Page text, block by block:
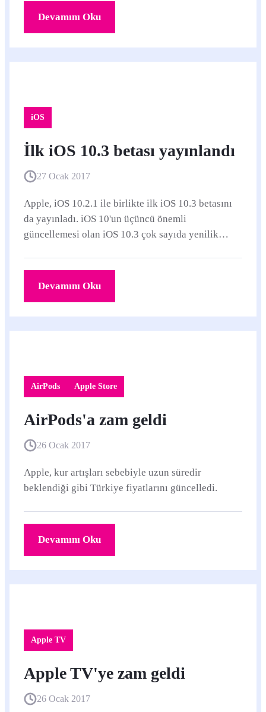
Devamını Oku
iOS
İlk iOS 10.3 betası yayınlandı
27 Ocak 2017
Apple, iOS 10.2.1 ile birlikte ilk iOS 10.3 betasını
da yayınladı. iOS 10'un üçüncü önemli
güncellemesi olan iOS 10.3 çok sayıda yenilik
Devamını Oku
AirPods Apple Store
AirPods'a zam geldi
26 Ocak 2017
Apple, kur artışları sebebiyle uzun süredir
beklendiği gibi Türkiye fiyatlarını güncelledi.
Devamını Oku
Apple TV
Apple TV'ye zam geldi
26 Ocak 2017